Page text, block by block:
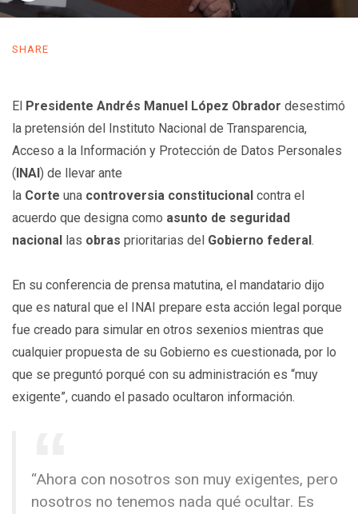
SHARE
El Presidente Andrés Manuel López Obrador desestimó
la pretensión del Instituto Nacional de Transparencia,
Acceso a la Información y Protección de Datos Personales
(INAI) de llevar ante
la Corte una controversia constitucional contra el
acuerdo que designa como asunto de seguridad
nacional las obras prioritarias del Gobierno federal.
En su conferencia de prensa matutina, el mandatario dijo
que es natural que el INAI prepare esta acción legal porque
fue creado para simular en otros sexenios mientras que
cualquier propuesta de su Gobierno es cuestionada, por lo
que se preguntó porqué con su administración es “muy
exigente”, cuando el pasado ocultaron información.
“Ahora con nosotros son muy exigentes, pero
nosotros no tenemos nada qué ocultar. Es